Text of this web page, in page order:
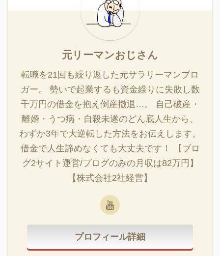
元リーマンおじさん
転職を21回も繰り返した元サラリーマンブロ
ガー。 勢いで起業するも資金繰りに失敗し数
千万円の借金を抱え倒産撤退…。 自己破産・
離婚・うつ病・自殺未遂のどん底人生から、
わずか3年で大逆転した方法をお伝えします。
借金で人生諦めなくても大丈夫です！ 【ブロ
グ2サイト運営/ブログのみの月収は82万円】
【株式会社2社経営】
プロフィール詳細